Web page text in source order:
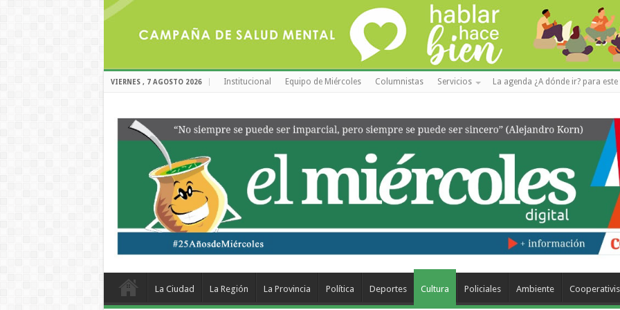
VIERNES , 7 AGOSTO 2026 Institucional Equipo de Miércoles Columnistas Servicios La agenda ¿A dónde ir? para este
La Ciudad La Región La Provincia Política Deportes Cultura Policiales Ambiente